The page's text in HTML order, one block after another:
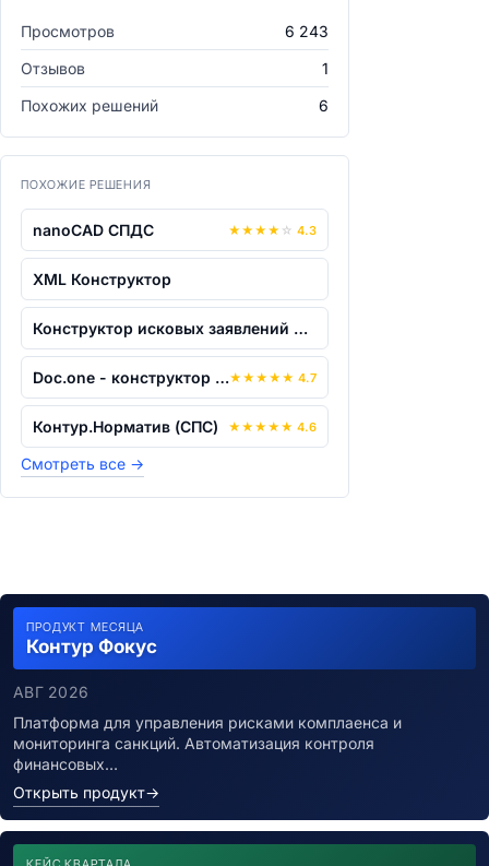
Просмотров
6 243
Отзывов
1
Похожих решений
6
ПОХОЖИЕ РЕШЕНИЯ
nanoCAD СПДС ★ ★ ★ ★ ☆ 4.3
XML Конструктор
Конструктор исковых заявлений и жалоб
Doc.one - конструктор интерактивных ша...★ ★ ★ ★ ★ 4.7
Контур.Норматив (СПС) ★ ★ ★ ★ ★ 4.6
Смотреть все →
ПРОДУКТ МЕСЯЦА
Контур Фокус
АВГ 2026
Платформа для управления рисками комплаенса и
мониторинга санкций. Автоматизация контроля
финансовых…
Открыть продукт→